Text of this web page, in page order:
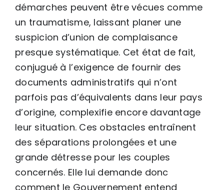
démarches peuvent être vécues comme
un traumatisme, laissant planer une
suspicion d’union de complaisance
presque systématique. Cet état de fait,
conjugué à l’exigence de fournir des
documents administratifs qui n’ont
parfois pas d’équivalents dans leur pays
d’origine, complexifie encore davantage
leur situation. Ces obstacles entraînent
des séparations prolongées et une
grande détresse pour les couples
concernés. Elle lui demande donc
comment le Gouvernement entend